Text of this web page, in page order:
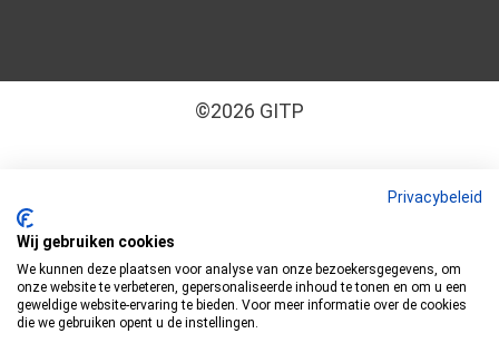
©2026 GITP
GITP is ISO 9001:2015 en ISO 27001:2022
gecertificeerd
Privacybeleid
Wij gebruiken cookies
We kunnen deze plaatsen voor analyse van onze bezoekersgegevens, om
onze website te verbeteren, gepersonaliseerde inhoud te tonen en om u een
geweldige website-ervaring te bieden. Voor meer informatie over de cookies
die we gebruiken opent u de instellingen.